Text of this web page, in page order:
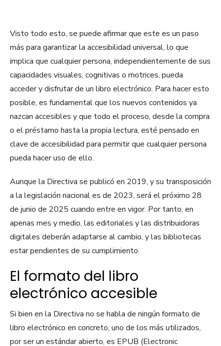
Visto todo esto, se puede afirmar que este es un paso
más para garantizar la accesibilidad universal, lo que
implica que cualquier persona, independientemente de sus
capacidades visuales, cognitivas o motrices, pueda
acceder y disfrutar de un libro electrónico. Para hacer esto
posible, es fundamental que los nuevos contenidos ya
nazcan accesibles y que todo el proceso, desde la compra
o el préstamo hasta la propia lectura, esté pensado en
clave de accesibilidad para permitir que cualquier persona
pueda hacer uso de ello.
Aunque la Directiva se publicó en 2019, y su transposición
a la legislación nacional es de 2023, será el próximo 28
de junio de 2025 cuando entre en vigor. Por tanto, en
apenas mes y medio, las editoriales y las distribuidoras
digitales deberán adaptarse al cambio, y las bibliotecas
estar pendientes de su cumplimiento.
El formato del libro
electrónico accesible
Si bien en la Directiva no se habla de ningún formato de
libro electrónico en concreto, uno de los más utilizados,
por ser un estándar abierto, es EPUB (Electronic